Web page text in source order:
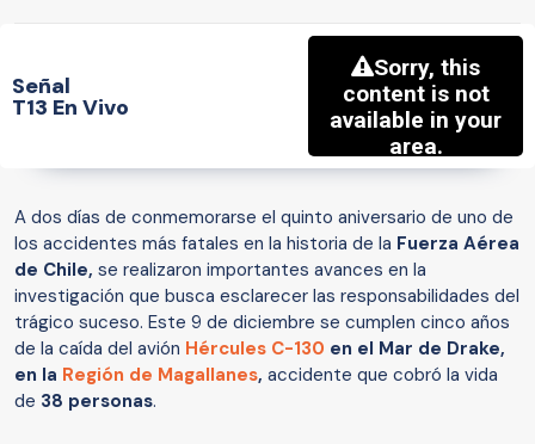
Señal
T13 En Vivo
A dos días de conmemorarse el quinto aniversario de uno de
los accidentes más fatales en la historia de la Fuerza Aérea
de Chile, se realizaron importantes avances en la
investigación que busca esclarecer las responsabilidades del
trágico suceso. Este 9 de diciembre se cumplen cinco años
de la caída del avión Hércules C-130 en el Mar de Drake,
en la Región de Magallanes, accidente que cobró la vida
de 38 personas.